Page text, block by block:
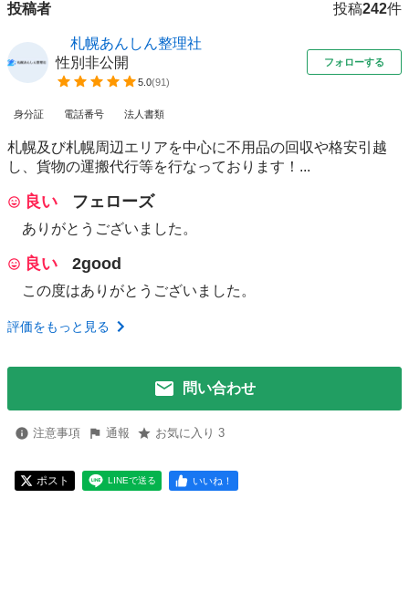
投稿者 投稿242件
札幌あんしん整理社
性別非公開
5.0(91)
フォローする
身分証 電話番号 法人書類
札幌及び札幌周辺エリアを中心に不用品の回収や格安引越
し、貨物の運搬代行等を行なっております！...
良い フェローズ
ありがとうございました。
良い 2good
この度はありがとうございました。
評価をもっと見る
問い合わせ
注意事項 通報 お気に入り 3
ポスト LINEで送る いいね！